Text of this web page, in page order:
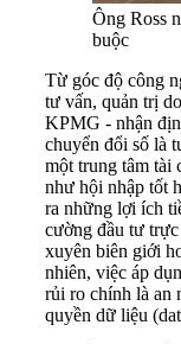
Ông Ross
buộc
Từ góc độ công
tư vấn, quản trị
KPMG - nhận
chuyển đổi số là
một trung tâm tài
như hội nhập tốt
ra những lợi ích
cường đầu tư
xuyên biên giới
nhiên, việc áp
rủi ro chính là an
quyền dữ liệu